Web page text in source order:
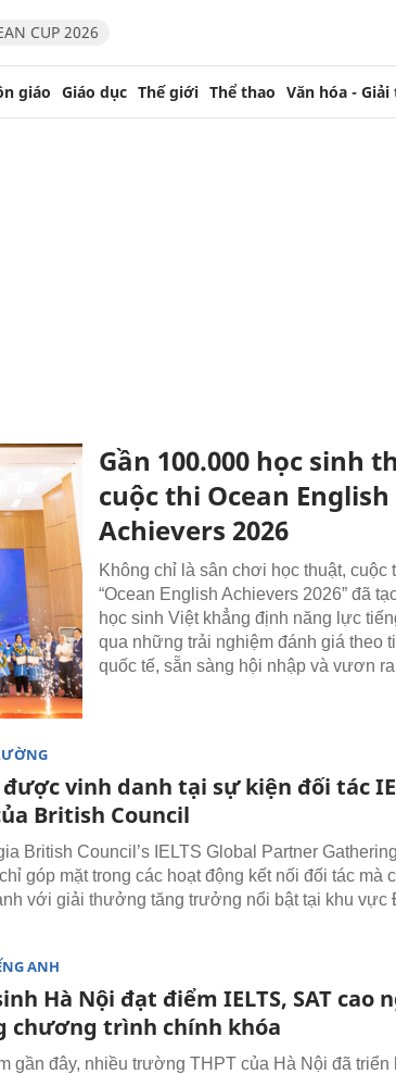
CUP 2026
giáo Giáo dục Thế giới Thể thao Văn hóa -
Gần 100.000 học sinh
cuộc thi Ocean English
Achievers 2026
Không chỉ là sân chơi học thuật, cuộc
“Ocean English Achievers 2026” đã
học sinh Việt khẳng định năng lực
qua những trải nghiệm đánh giá theo
quốc tế, sẵn sàng hội nhập và vươn
vinh danh tại sự kiện đối tác
British Council
British Council’s IELTS Global Partner
góp mặt trong các hoạt động kết nối đối tác mà
với giải thưởng tăng trưởng nổi bật tại khu vực
ANH
Hà Nội đạt điểm IELTS, SAT cao
chương trình chính khóa
gần đây, nhiều trường THPT của Hà Nội đã triển